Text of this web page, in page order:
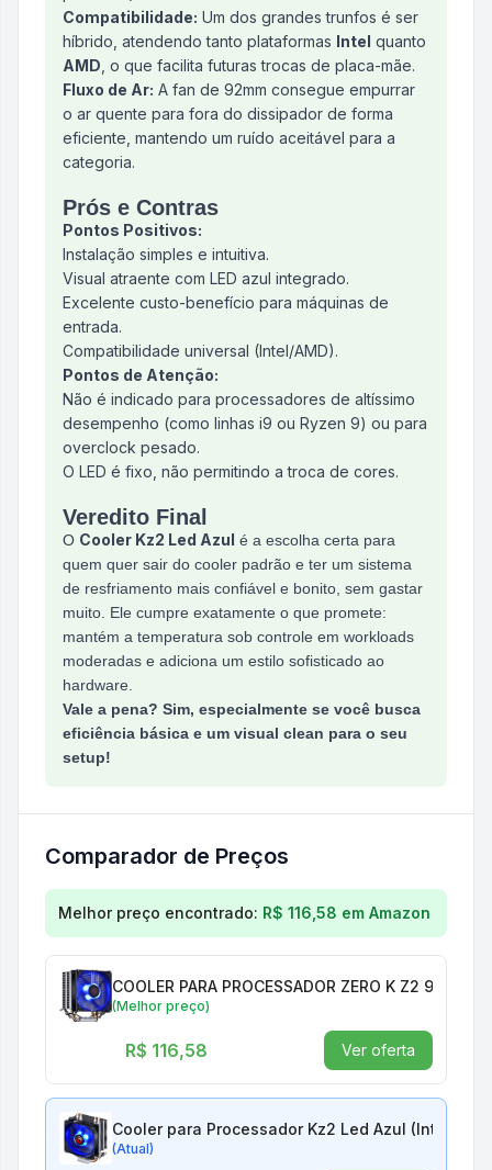
Compatibilidade: Um dos grandes trunfos é ser
híbrido, atendendo tanto plataformas Intel quanto
AMD , o que facilita futuras trocas de placa-mãe.
Fluxo de Ar: A fan de 92mm consegue empurrar
o ar quente para fora do dissipador de forma
eficiente, mantendo um ruído aceitável para a
categoria.
Prós e Contras
Pontos Positivos:
Instalação simples e intuitiva.
Visual atraente com LED azul integrado.
Excelente custo-benefício para máquinas de
entrada.
Compatibilidade universal (Intel/AMD).
Pontos de Atenção:
Não é indicado para processadores de altíssimo
desempenho (como linhas i9 ou Ryzen 9) ou para
overclock pesado.
O LED é fixo, não permitindo a troca de cores.
Veredito Final
O Cooler Kz2 Led Azul é a escolha certa para
quem quer sair do cooler padrão e ter um sistema
de resfriamento mais confiável e bonito, sem gastar
muito. Ele cumpre exatamente o que promete:
mantém a temperatura sob controle em workloads
moderadas e adiciona um estilo sofisticado ao
hardware.
Vale a pena? Sim, especialmente se você busca
eficiência básica e um visual clean para o seu
setup!
Comparador de Preços
Comparação de preços paraCooler para
Melhor preço encontrado: R$ 116,58 em Amazon
COOLER PARA PROCESSADOR ZERO K Z2 92 MM
(Melhor preço)
R$ 116,58 Ver oferta
Cooler para Processador Kz2 Led Azul (Intel/
(Atual)